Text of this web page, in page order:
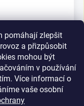
pomáhají zlepšit
a přizpůsobit
mohou být
v používání
Více informací o
vaše osobní